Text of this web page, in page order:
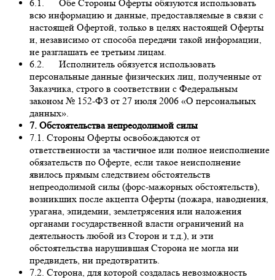
6.1. Обе Стороны Оферты обязуются использовать
всю информацию и данные, предоставляемые в связи с
настоящей Офертой, только в целях настоящей Оферты
и, независимо от способа передачи такой информации,
не разглашать ее третьим лицам.
6.2. Исполнитель обязуется использовать
персональные данные физических лиц, полученные от
Заказчика, строго в соответствии с Федеральным
законом № 152-ФЗ от 27 июля 2006 «О персональных
данных».
7. Обстоятельства непреодолимой силы
7.1. Стороны Оферты освобождаются от
ответственности за частичное или полное неисполнение
обязательств по Оферте, если такое неисполнение
явилось прямым следствием обстоятельств
непреодолимой силы (форс-мажорных обстоятельств),
возникших после акцепта Оферты (пожара, наводнения,
урагана, эпидемии, землетрясения или наложения
органами государственной власти ограничений на
деятельность любой из Сторон и т.д.), и эти
обстоятельства нарушившая Сторона не могла ни
предвидеть, ни предотвратить.
7.2. Сторона, для которой создалась невозможность